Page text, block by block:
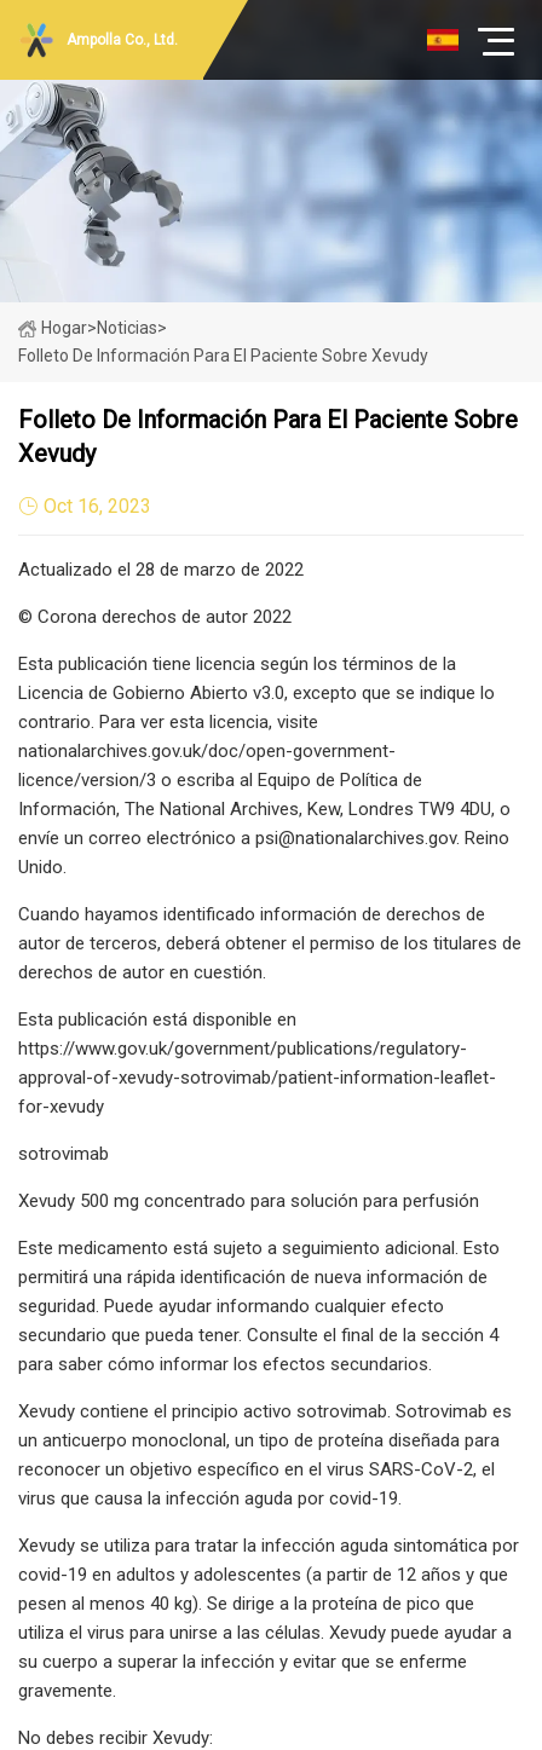
Ampolla Co., Ltd.
Hogar>Noticias>
Folleto De Información Para El Paciente Sobre Xevudy
Folleto De Información Para El Paciente Sobre
Xevudy
Oct 16, 2023
Actualizado el 28 de marzo de 2022
© Corona derechos de autor 2022
Esta publicación tiene licencia según los términos de la
Licencia de Gobierno Abierto v3.0, excepto que se indique lo
contrario. Para ver esta licencia, visite
nationalarchives.gov.uk/doc/open-government-
licence/version/3 o escriba al Equipo de Política de
Información, The National Archives, Kew, Londres TW9 4DU, o
envíe un correo electrónico a psi@nationalarchives.gov. Reino
Unido.
Cuando hayamos identificado información de derechos de
autor de terceros, deberá obtener el permiso de los titulares de
derechos de autor en cuestión.
Esta publicación está disponible en
https://www.gov.uk/government/publications/regulatory-
approval-of-xevudy-sotrovimab/patient-information-leaflet-
for-xevudy
sotrovimab
Xevudy 500 mg concentrado para solución para perfusión
Este medicamento está sujeto a seguimiento adicional. Esto
permitirá una rápida identificación de nueva información de
seguridad. Puede ayudar informando cualquier efecto
secundario que pueda tener. Consulte el final de la sección 4
para saber cómo informar los efectos secundarios.
Xevudy contiene el principio activo sotrovimab. Sotrovimab es
un anticuerpo monoclonal, un tipo de proteína diseñada para
reconocer un objetivo específico en el virus SARS-CoV-2, el
virus que causa la infección aguda por covid-19.
Xevudy se utiliza para tratar la infección aguda sintomática por
covid-19 en adultos y adolescentes (a partir de 12 años y que
pesen al menos 40 kg). Se dirige a la proteína de pico que
utiliza el virus para unirse a las células. Xevudy puede ayudar a
su cuerpo a superar la infección y evitar que se enferme
gravemente.
No debes recibir Xevudy: